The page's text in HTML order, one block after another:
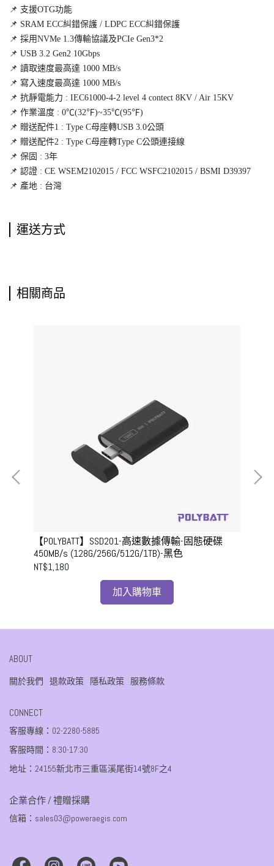
★如何查看★
1、進入「檔案」➜ 選擇左上角「瀏覽」➜ 選擇「SSD」
2、將「DCIM」打開查看錄影檔
★轉移照片至SSD★
1. 需先將硬碟接上手機
2. 點擊檔案 APP
3. 點擊 SSD項目
6. 選取照片
10. 進入新增的資料夾
📌 支援OTG功能
📌 SRAM ECC糾錯保護 / LDPC ECC糾錯保護
📌 採用NVMe 1.3傳輸協議及PCIe Gen3*2
📌 USB 3.2 Gen2 10Gbps
📌 讀取速度最高達 1000 MB/s
📌 寫入速度最高達 1000 MB/s
📌 抗靜電能力 : IEC61000-4-2 level 4 contect 8KV / Air 15KV
📌 作業溫度 : 0℃(32℉)~35℃(95℉)
📌 贈送配件1 : Type C母座轉USB 3.0公頭
📌 贈送配件2 : Type C母座轉Type C公頭連接線
📌 保固 : 3年
📌 認證 : CE WSEM2102015 / FCC WSFC2102015 / BSMI D39397
📌 產地 : 台灣
運送方式
相關商品
【POLYBATT】SSD201-高速數據傳輸-固態硬碟
450MB/s (128G/256G/512G/1TB)-黑色
NT$1,180
加入購物車
ABOUT
關於我們 退款政策 隱私政策 服務條款
CONNECT
客服專線：02-2280-5885
客服時間：8:30-17:30
地址：24155新北市三重區溪尾街14號8F之4
企業合作 / 禮贈採購
信箱：sales03@poweraegis.com